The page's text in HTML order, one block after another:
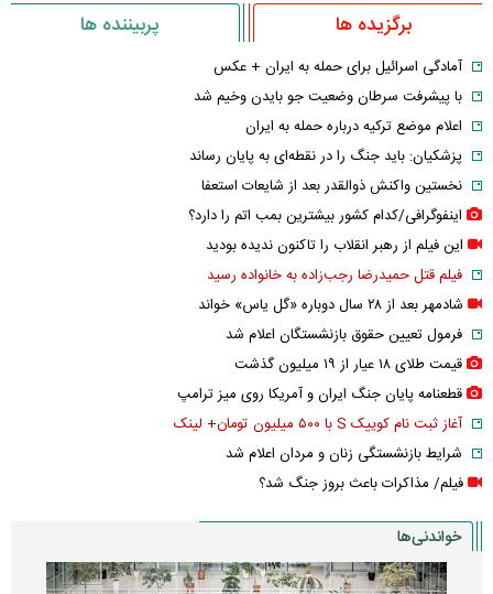
برگزیده ها پربیننده ها
آمادگی اسرائیل برای حمله به ایران + عکس
با پیشرفت سرطان وضعیت جو بایدن وخیم شد
اعلام موضع ترکیه درباره حمله به ایران
پزشکیان: باید جنگ را در نقطه‌ای به پایان رساند
نخستین واکنش ذوالقدر بعد از شایعات استعفا
اینفوگرافی/کدام کشور بیشترین بمب اتم را دارد؟
این فیلم از رهبر انقلاب را تاکنون ندیده بودید
فیلم قتل حمیدرضا رجب‌زاده به خانواده رسید
شادمهر بعد از ۲۸ سال دوباره «گل یاس» خواند
فرمول تعیین حقوق بازنشستگان اعلام شد
قیمت طلای ۱۸ عیار از ۱۹ میلیون گذشت
قطعنامه پایان جنگ ایران و آمریکا روی میز ترامپ
آغاز ثبت نام کوییک S با ۵۰۰ میلیون تومان+ لینک
شرایط بازنشستگی زنان و مردان اعلام شد
فیلم/ مذاکرات باعث بروز جنگ شد؟
خواندنی‌ها